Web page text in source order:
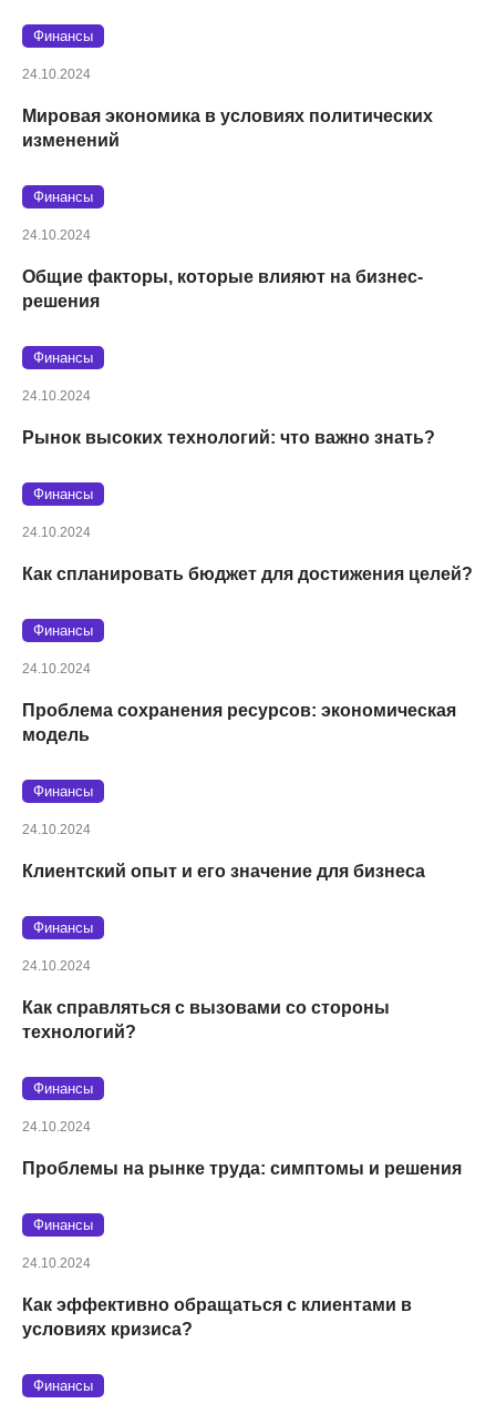
Финансы
24.10.2024
Мировая экономика в условиях политических
изменений
Финансы
24.10.2024
Общие факторы, которые влияют на бизнес-
решения
Финансы
24.10.2024
Рынок высоких технологий: что важно знать?
Финансы
24.10.2024
Как спланировать бюджет для достижения целей?
Финансы
24.10.2024
Проблема сохранения ресурсов: экономическая
модель
Финансы
24.10.2024
Клиентский опыт и его значение для бизнеса
Финансы
24.10.2024
Как справляться с вызовами со стороны
технологий?
Финансы
24.10.2024
Проблемы на рынке труда: симптомы и решения
Финансы
24.10.2024
Как эффективно обращаться с клиентами в
условиях кризиса?
Финансы